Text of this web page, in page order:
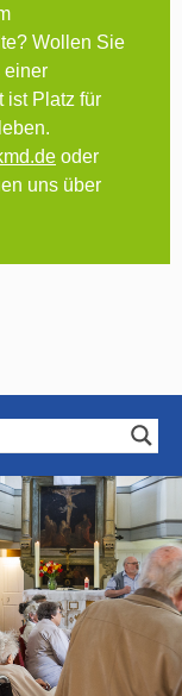
Wollen Sie
einer
ist Platz für
oder
uns über